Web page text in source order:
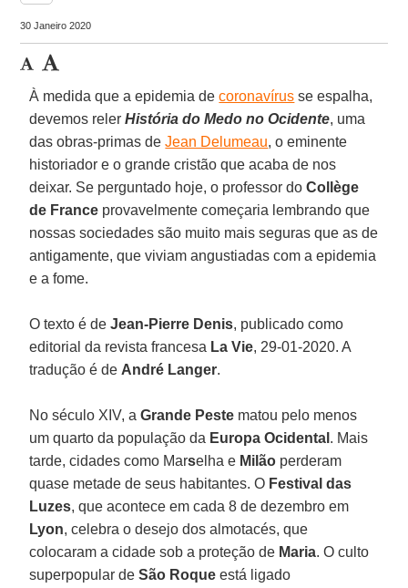
30 Janeiro 2020
À medida que a epidemia decoronavírus se espalha,
devemos relerHistória do Medo no Ocidente, uma
das obras-primas deJean Delumeau, o eminente
historiador e o grande cristão que acaba de nos
deixar. Se perguntado hoje, o professor doCollège
de France provavelmente começaria lembrando que
nossas sociedades são muito mais seguras que as de
antigamente, que viviam angustiadas com a epidemia
e a fome.
O texto é deJean-Pierre Denis, publicado como
editorial da revista francesa La Vie, 29-01-2020. A
tradução é de André Langer.
No século XIV, aGrande Peste matou pelo menos
um quarto da população da Europa Ocidental . Mais
tarde, cidades como Marselha e Milão perderam
quase metade de seus habitantes. O Festival das
Luzes, que acontece em cada 8 de dezembro em
Lyon, celebra o desejo dos almotacés, que
colocaram a cidade sob a proteção de Maria. O culto
superpopular deSão Roque está ligado